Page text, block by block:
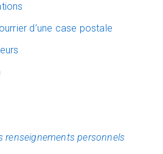
d’une case postale
renseignements personnels